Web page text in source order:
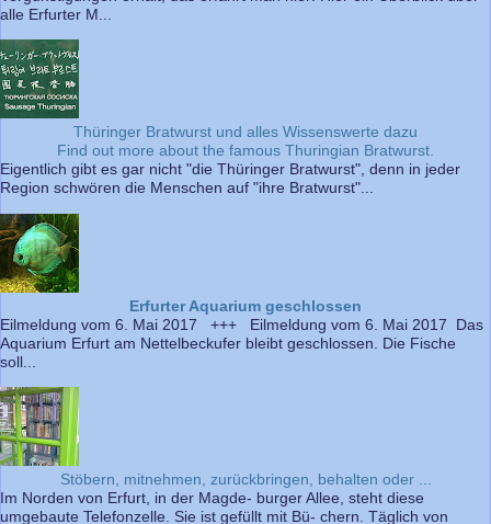
alle Erfurter M...
Thüringer Bratwurst und alles Wissenswerte dazu
Find out more about the famous Thuringian Bratwurst.
Eigentlich gibt es gar nicht "die Thüringer Bratwurst", denn in jeder
Region schwören die Menschen auf "ihre Bratwurst"...
Erfurter Aquarium geschlossen
Eilmeldung vom 6. Mai 2017 +++ Eilmeldung vom 6. Mai 2017 Das
Aquarium Erfurt am Nettelbeckufer bleibt geschlossen. Die Fische
soll...
Stöbern, mitnehmen, zurückbringen, behalten oder ...
Im Norden von Erfurt, in der Magde- burger Allee, steht diese
umgebaute Telefonzelle. Sie ist gefüllt mit Bü- chern. Täglich von